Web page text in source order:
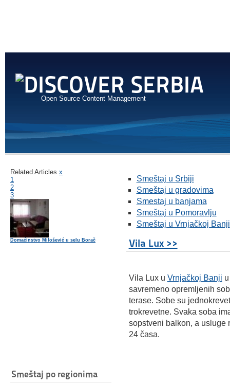
Open Source Content Management
Related Articles x
1
2
3
Domaćinstvo Milošević u selu Borač
Smeštaj po regionima
Smeštaj u Srbiji
Smeštaj u gradovima
Smestaj u banjama
Smeštaj u Pomoravlju
Smeštaj u Vrnjačkoj Banji
Vila Lux >>
Vila Lux u Vrnjačkoj Banji
savremeno opremljenih
terase. Sobe su
trokrevetne. Svaka soba
sopstveni balkon, a usluge
24 časa.